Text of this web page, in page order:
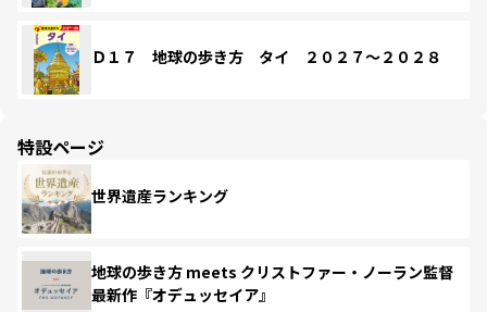
Ｄ１７ 地球の歩き方 タイ ２０２７～２０２８
特設ページ
世界遺産ランキング
地球の歩き方 meets クリストファー・ノーラン監督
最新作『オデュッセイア』